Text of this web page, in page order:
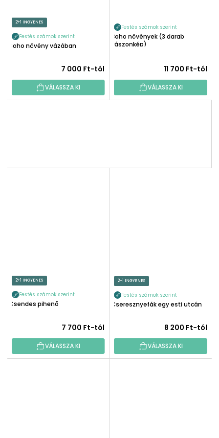
2+1 INGYENES
Festés számok szerint
Boho növény vázában
7 000 Ft-tól
VÁLASSZA KI
Festés számok szerint
Boho növények (3 darab
vászonkép)
11 700 Ft-tól
VÁLASSZA KI
2+1 INGYENES
Festés számok szerint
Csendes pihenő
7 700 Ft-tól
VÁLASSZA KI
2+1 INGYENES
Festés számok szerint
Cseresznyefák egy esti utcán
8 200 Ft-tól
VÁLASSZA KI